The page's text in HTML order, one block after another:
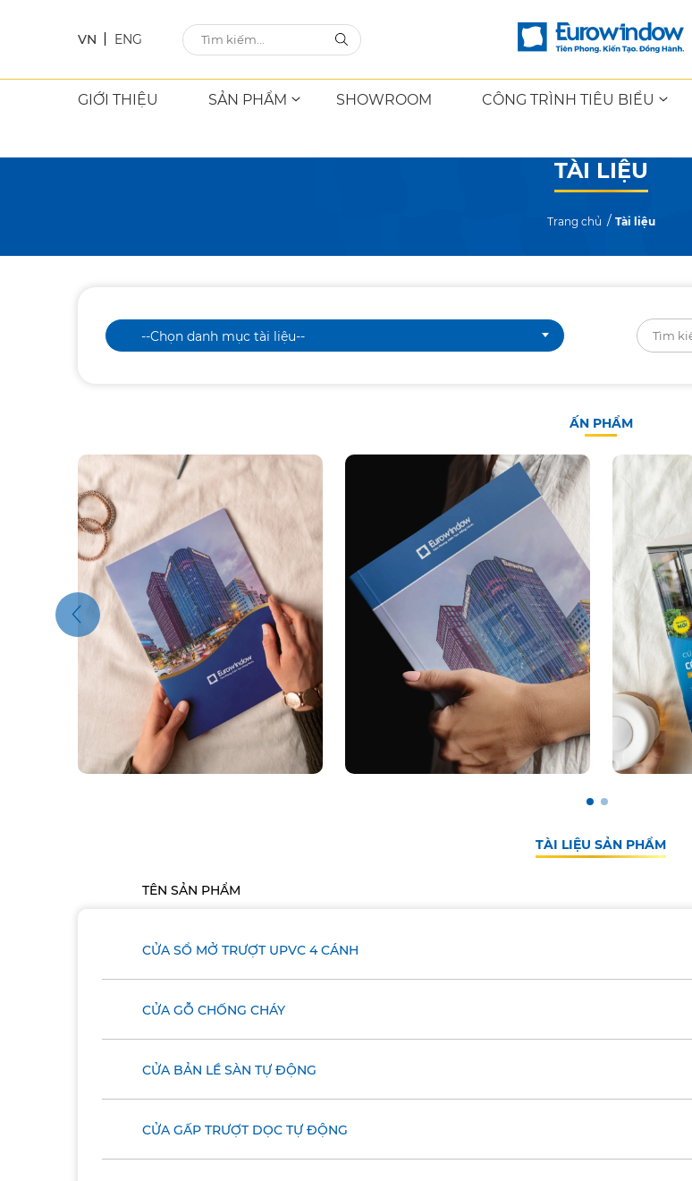
VN ENG
GIỚI THIỆU SẢN PHẨM SHOWROOM CÔNG TRÌNH TIÊU BIỂU
TÀI LIỆU
Trang chủ Tài liệu
--Chọn danh mục tài liệu--
ẤN PHẨM
TÀI LIỆU SẢN PHẨM
TÊN SẢN PHẨM
CỬA SỔ MỞ TRƯỢT UPVC 4 CÁNH
CỬA GỖ CHỐNG CHÁY
CỬA BẢN LỀ SÀN TỰ ĐỘNG​
CỬA GẤP TRƯỢT DỌC TỰ ĐỘNG​